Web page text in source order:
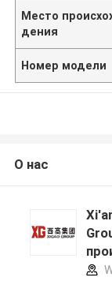
Место
дения
Номер модели
О нас